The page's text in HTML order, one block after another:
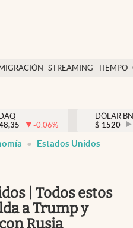
STREAMING TIEMPO
México
USA
-0.06%
DÓLAR
$ 1520
Estados Unidos
| Todos estos
a Trump y
Rusia